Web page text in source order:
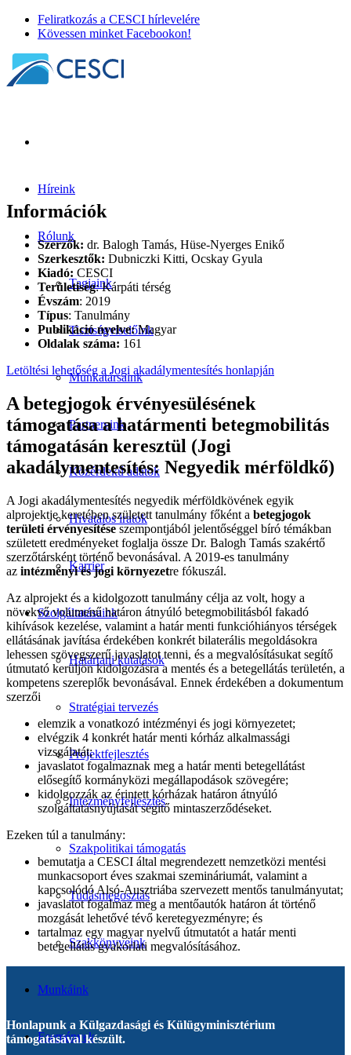
Feliratkozás a CESCI hírlevelére
Kövessen minket Facebookon!
Híreink
Rólunk
Tagjaink
Tisztségviselőink
Munkatársaink
Partnereink
Közérdekű adatok
Hivatalos iratok
Karrier
Szolgáltatásaink
Határtani kutatások
Stratégiai tervezés
Projektfejlesztés
Intézményfejlesztés
Szakpolitikai támogatás
Tudásmegosztás
Szakkönyveink
Munkáink
Események
Információk
Szerzők: dr. Balogh Tamás, Hüse-Nyerges Enikő
Szerkesztők: Dubniczki Kitti, Ocskay Gyula
Kiadó: CESCI
Területiség: Kárpáti térség
Évszám: 2019
Típus: Tanulmány
Publikáció nyelve:Magyar
Oldalak száma: 161
Letöltési lehetőség a Jogi akadálymentesítés honlapján
A betegjogok érvényesülésének
támogatása a határmenti betegmobilitás
támogatásán keresztül (Jogi
akadálymentesítés: Negyedik mérföldkő)
A Jogi akadálymentesítés negyedik mérföldkövének egyik
alprojektje keretében született tanulmány főként a betegjogok
területi érvényesítéseszempontjából jelentőséggel bíró témákban
született eredményeket foglalja össze Dr. Balogh Tamás szakértő
szerzőtársként történő bevonásával. A 2019-es tanulmány
az intézményi és jogi környezetre fókuszál.
Az alprojekt és a kidolgozott tanulmány célja az volt, hogy a
növekvő volumenű határon átnyúló betegmobilitásból fakadó
kihívások kezelése, valamint a határ menti funkcióhiányos térségek
ellátásának javítása érdekében konkrét bilaterális megoldásokra
lehessen szövegszerű javaslatot tenni, és a megvalósításukat segítő
útmutató kerüljön kidolgozásra a mentés és a betegellátás területén, a
kompetens szereplők bevonásával. Ennek érdekében a dokumentum
szerzői
elemzik a vonatkozó intézményi és jogi környezetet;
elvégzik 4 konkrét határ menti kórház alkalmassági
vizsgálatát;
javaslatot fogalmaznak meg a határ menti betegellátást
elősegítő kormányközi megállapodások szövegére;
kidolgozzák az érintett kórházak határon átnyúló
szolgáltatásnyújtását segítő mintaszerződéseket.
Ezeken túl a tanulmány:
bemutatja a CESCI által megrendezett nemzetközi mentési
munkacsoport éves szakmai szemináriumát, valamint a
kapcsolódó Alsó-Ausztriába szervezett mentős tanulmányutat;
javaslatot fogalmaz meg a mentőautók határon át történő
mozgását lehetővé tévő keretegyezményre; és
tartalmaz egy magyar nyelvű útmutatót a határ menti
betegellátás gyakorlati megvalósításához.
Honlapunk a Külgazdasági és Külügyminisztérium
támogatásával készült.